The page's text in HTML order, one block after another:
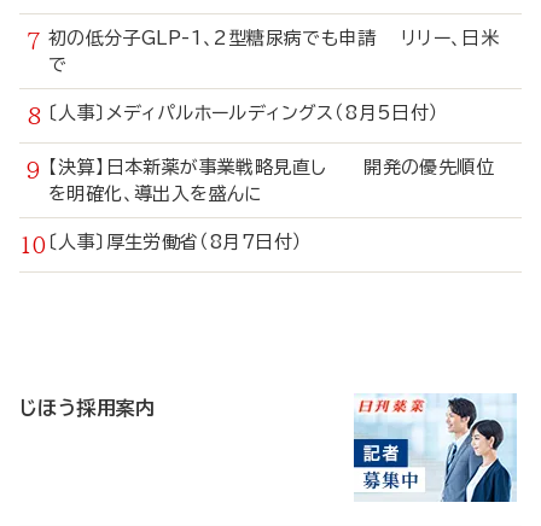
初の低分子GLP-1、2型糖尿病でも申請 リリー、日米
で
〔人事〕メディパルホールディングス（8月5日付）
【決算】日本新薬が事業戦略見直し 開発の優先順位
を明確化、導出入を盛んに
〔人事〕厚生労働省（8月7日付）
じほう採用案内